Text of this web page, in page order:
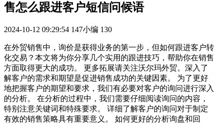
售怎么跟进客户短信问候语
2024-10-12 09:29:54 147小编 130
在外贸销售中，询价是获得业务的第一步，但如何跟进客户转
化交易？本文将为你分享几个实用的跟进技巧，帮助你在销售
方面取得更大的成功。 更多拓展请关注沃尔玛外贸。深入了
解客户的需求和期望是促进销售成功的关键因素。 为了更好
地把握客户的期望和要求，我们有必要对客户的询问进行深入
的分析。 在分析的过程中，我们需要仔细阅读询问的内容，
特别注意关键词和特殊要求。 详细了解客户的询问对于制定
有效的销售策略具有重要意义。 如何更好的分析询盘和回